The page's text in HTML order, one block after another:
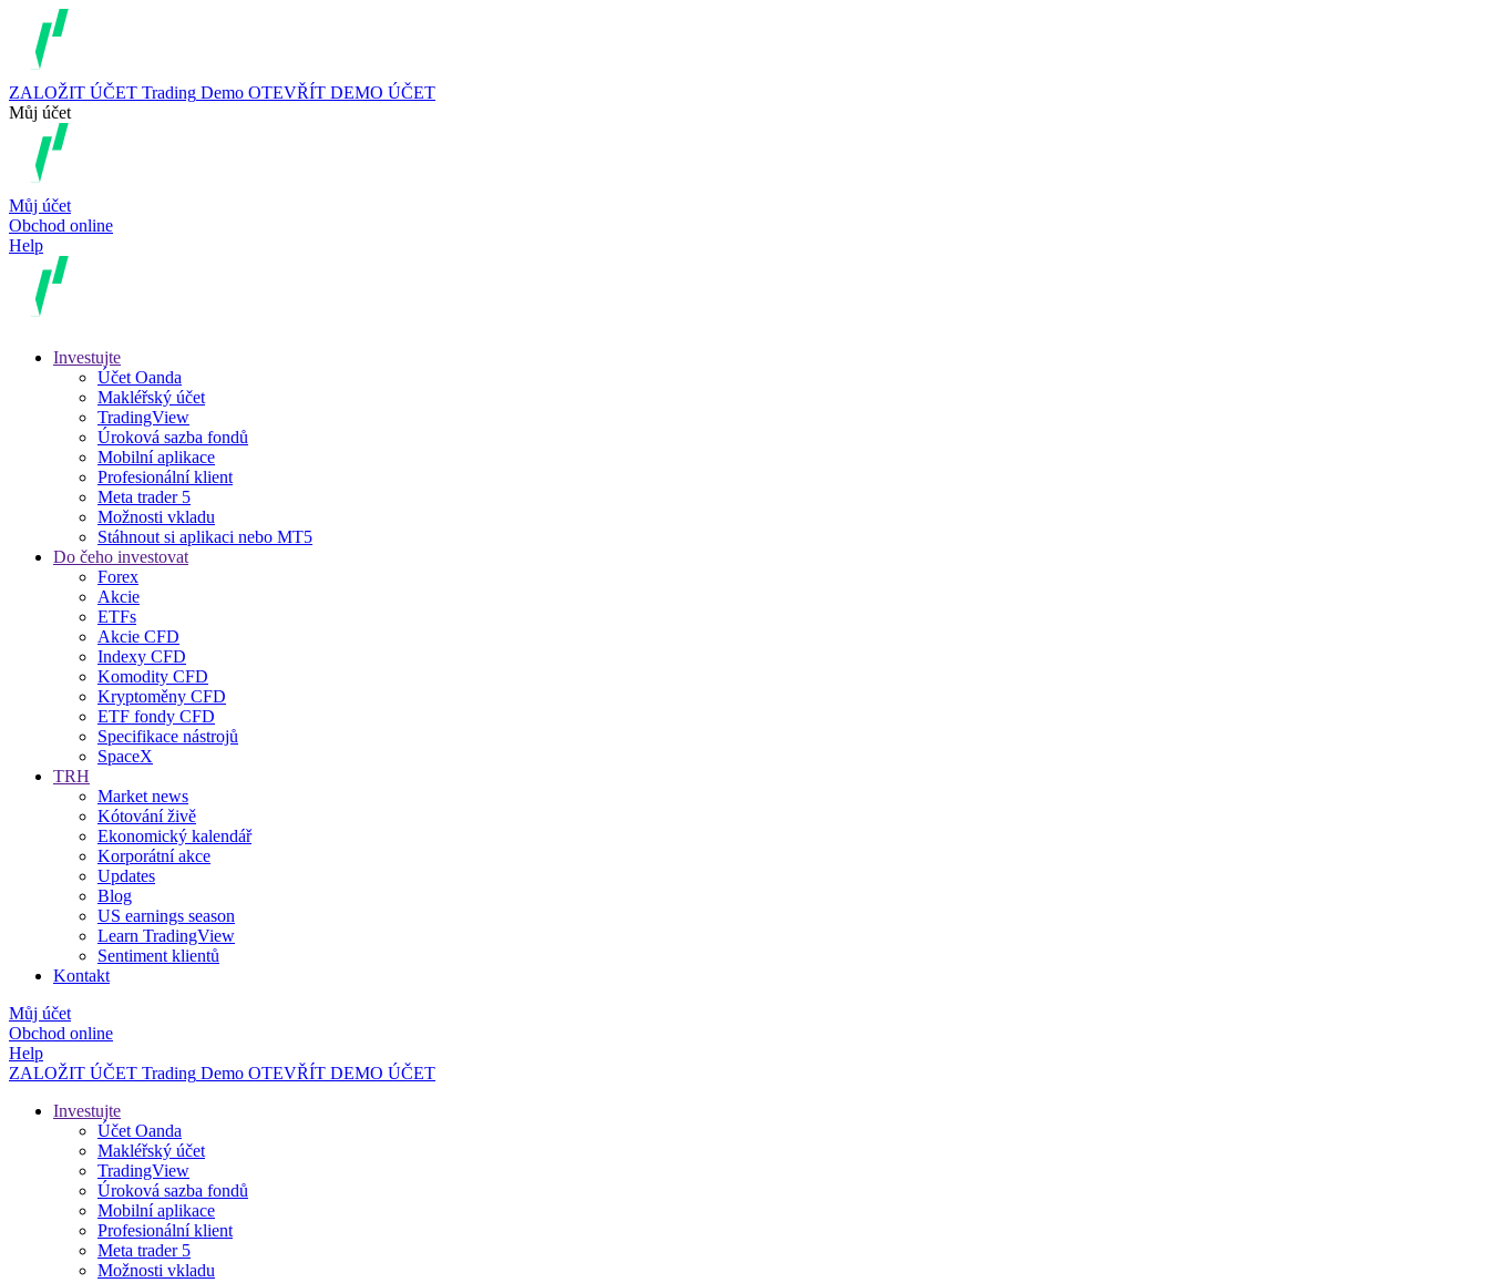
ZALOŽIT ÚČET Trading Demo OTEVŘÍT DEMO ÚČET
Můj účet
Můj účet
Obchod online
Help
Investujte
Účet Oanda
Makléřský účet
TradingView
Úroková sazba fondů
Mobilní aplikace
Profesionální klient
Meta trader 5
Možnosti vkladu
Stáhnout si aplikaci nebo MT5
Do čeho investovat
Forex
Akcie
ETFs
Akcie CFD
Indexy CFD
Komodity CFD
Kryptoměny CFD
ETF fondy CFD
Specifikace nástrojů
SpaceX
TRH
Market news
Kótování živě
Ekonomický kalendář
Korporátní akce
Updates
Blog
US earnings season
Learn TradingView
Sentiment klientů
Kontakt
Můj účet
Obchod online
Help
ZALOŽIT ÚČET Trading Demo OTEVŘÍT DEMO ÚČET
Investujte
Účet Oanda
Makléřský účet
TradingView
Úroková sazba fondů
Mobilní aplikace
Profesionální klient
Meta trader 5
Možnosti vkladu